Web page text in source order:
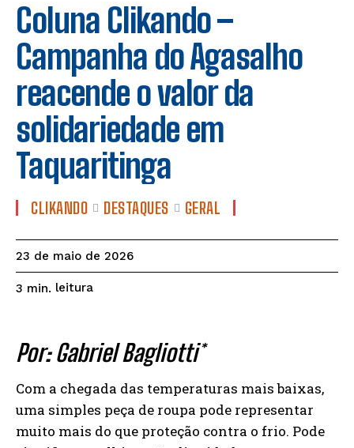
Coluna Clikando –
Campanha do Agasalho
reacende o valor da
solidariedade em
Taquaritinga
CLIKANDO DESTAQUES GERAL
23 de maio de 2026
3 min. leitura
Por: Gabriel Bagliotti*
Com a chegada das temperaturas mais baixas,
uma simples peça de roupa pode representar
muito mais do que proteção contra o frio. Pode